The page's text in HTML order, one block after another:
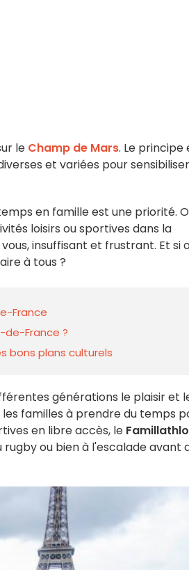
le Champ de Mars. Le principe
et variées pour
en famille est une priorité.
loisirs ou sportives dans la
insuffisant et frustrant. Et si
à tous ?
France
de-France ?
bons plans culturels
générations le plaisir et
familles à prendre du temps
en libre accès, le
ou bien à l'escalade avant